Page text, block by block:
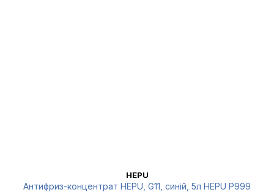
HEPU
Антифриз-концентрат HEPU, G11, синій, 5л HEPU P999